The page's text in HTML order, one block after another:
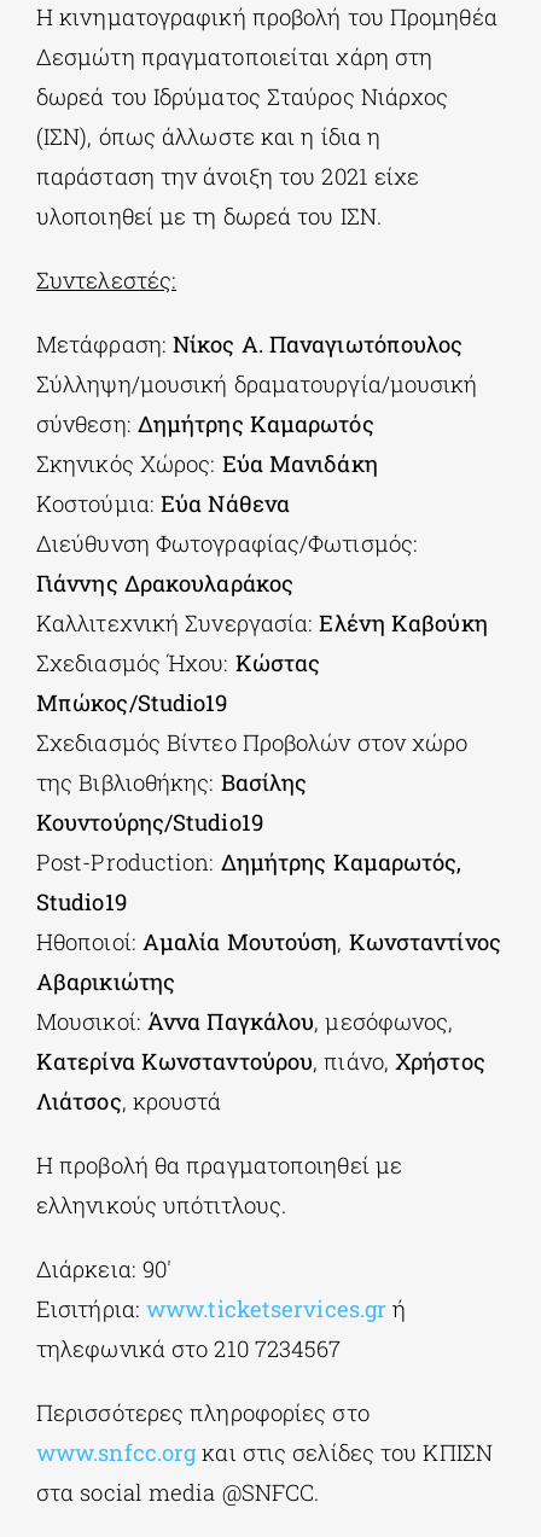
Η κινηματογραφική προβολή του Προμηθέα
Δεσμώτη πραγματοποιείται χάρη στη
δωρεά του Ιδρύματος Σταύρος Νιάρχος
(ΙΣΝ), όπως άλλωστε και η ίδια η
παράσταση την άνοιξη του 2021 είχε
υλοποιηθεί με τη δωρεά του ΙΣΝ.
Συντελεστές:
Μετάφραση:Νίκος A. Παναγιωτόπουλος
Σύλληψη/μουσική δραματουργία/μουσική
σύνθεση: Δημήτρης Καμαρωτός
Σκηνικός Χώρος: Εύα Μανιδάκη
Κοστούμια:Εύα Νάθενα
Διεύθυνση Φωτογραφίας/Φωτισμός:
Γιάννης Δρακουλαράκος
Καλλιτεχνική Συνεργασία:Ελένη Καβούκη
Σχεδιασμός Ήχου: Κώστας
Μπώκος/Studio19
Σχεδιασμός Βίντεο Προβολών στον χώρο
της Βιβλιοθήκης: Βασίλης
Κουντούρης/Studio19
Post-Production: Δημήτρης Καμαρωτός,
Studio19
Ηθοποιοί: Αμαλία Μουτούση, Κωνσταντίνος
Αβαρικιώτης
Μουσικοί: Άννα Παγκάλου, μεσόφωνος,
Κατερίνα Κωνσταντούρου, πιάνο, Χρήστος
Λιάτσος, κρουστά
Η προβολή θα πραγματοποιηθεί με
ελληνικούς υπότιτλους.
Διάρκεια: 90′
Εισιτήρια:www.ticketservices.gr ή
τηλεφωνικά στο 210 7234567
Περισσότερες πληροφορίες στο
www.snfcc.orgκαι στις σελίδες του ΚΠΙΣΝ
στα social media @SNFCC.